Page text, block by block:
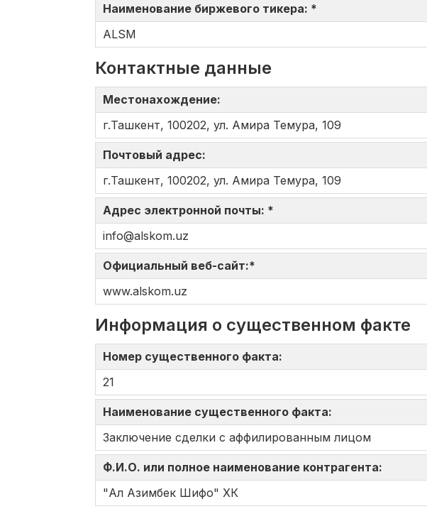
Наименование биржевого тикера: *
ALSM
Контактные данные
Местонахождение:
г.Ташкент, 100202, ул. Амира Темура, 109
Почтовый адрес:
г.Ташкент, 100202, ул. Амира Темура, 109
Адрес электронной почты: *
info@alskom.uz
Официальный веб-сайт:*
www.alskom.uz
Информация о существенном факте
Номер существенного факта:
21
Наименование существенного факта:
Заключение сделки с аффилированным лицом
Ф.И.О. или полное наименование контрагента:
"Ал Азимбек Шифо" ХК